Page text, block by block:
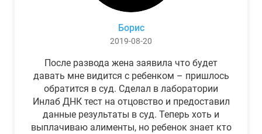
Борис
2019-08-20
После развода жена заявила что будет
давать мне видится с ребенком – пришлось
обратится в суд. Сделал в лаборатории
Инлаб ДНК тест на отцовство и предоставил
данные результаты в суд. Теперь хоть и
выплачиваю алименты, но ребенок знает кто